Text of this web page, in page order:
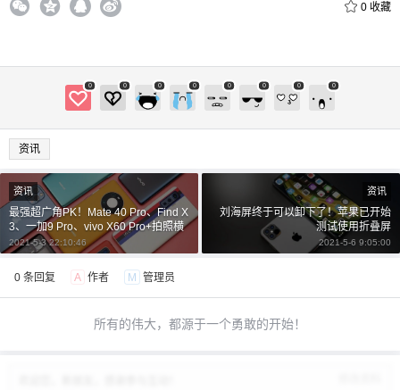
0 收藏
0 0 0 0 0 0 0 0
资讯
资讯
最强超广角PK！Mate 40 Pro、Find X
3、一加9 Pro、vivo X60 Pro+拍照横
评
2021-5-3 22:10:46
资讯
刘海屏终于可以卸下了！苹果已开始
测试使用折叠屏
2021-5-6 9:05:00
0 条回复 A 作者 M 管理员
所有的伟大，都源于一个勇敢的开始！